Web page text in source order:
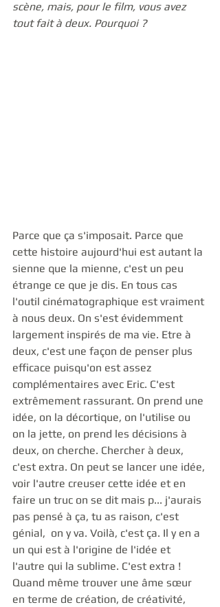
scène, mais, pour le film, vous avez
tout fait à deux. Pourquoi ?
Parce que ça s'imposait. Parce que
cette histoire aujourd'hui est autant la
sienne que la mienne, c'est un peu
étrange ce que je dis. En tous cas
l'outil cinématographique est vraiment
à nous deux. On s'est évidemment
largement inspirés de ma vie. Etre à
deux, c'est une façon de penser plus
efficace puisqu'on est assez
complémentaires avec Eric. C'est
extrêmement rassurant. On prend une
idée, on la décortique, on l'utilise ou
on la jette, on prend les décisions à
deux, on cherche. Chercher à deux,
c'est extra. On peut se lancer une idée,
voir l'autre creuser cette idée et en
faire un truc on se dit mais p... j'aurais
pas pensé à ça, tu as raison, c'est
génial,  on y va. Voilà, c'est ça. Il y en a
un qui est à l'origine de l'idée et
l'autre qui la sublime. C'est extra !
Quand même trouver une âme sœur
en terme de création, de créativité,